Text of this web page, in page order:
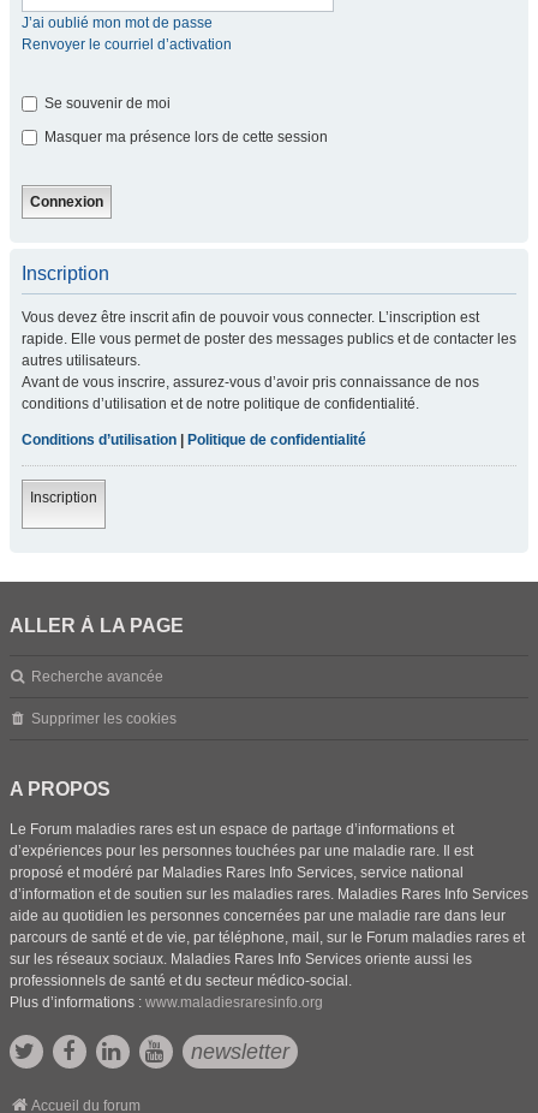
J’ai oublié mon mot de passe
Renvoyer le courriel d’activation
Se souvenir de moi
Masquer ma présence lors de cette session
Inscription
Vous devez être inscrit afin de pouvoir vous connecter. L’inscription est
rapide. Elle vous permet de poster des messages publics et de contacter les
autres utilisateurs.
Avant de vous inscrire, assurez-vous d’avoir pris connaissance de nos
conditions d’utilisation et de notre politique de confidentialité.
Conditions d’utilisation Politique de confidentialité
Inscription
ALLER À LA PAGE
Recherche avancée
Supprimer les cookies
A PROPOS
Le Forum maladies rares est un espace de partage d’informations et
d’expériences pour les personnes touchées par une maladie rare. Il est
proposé et modéré par Maladies Rares Info Services, service national
d’information et de soutien sur les maladies rares. Maladies Rares Info Services
aide au quotidien les personnes concernées par une maladie rare dans leur
parcours de santé et de vie, par téléphone, mail, sur le Forum maladies rares et
sur les réseaux sociaux. Maladies Rares Info Services oriente aussi les
professionnels de santé et du secteur médico-social.
Plus d’informations : www.maladiesraresinfo.org
newsletter
Accueil du forum